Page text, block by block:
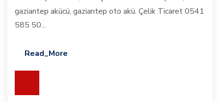
gaziantep akücü, gaziantep oto akü. Çelik Ticaret 0541
585 50...
Read_More